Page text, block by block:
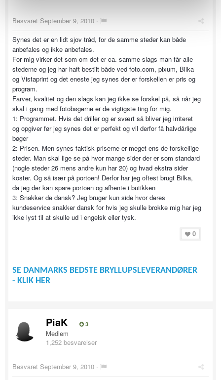
Besvaret September 9, 2010 ·
Synes det er en lidt sjov tråd, for de samme steder kan både
anbefales og ikke anbefales.
For mig virker det som om det er ca. samme slags man får alle
stederne og jeg har haft bestilt både ved foto.com, pixum, Bilka
og Vistaprint og det eneste jeg synes der er forskellen er pris og
program.
Farver, kvalitet og den slags kan jeg ikke se forskel på, så når jeg
skal i gang med fotobøgerne er de vigtigste ting for mig.
1: Programmet. Hvis det driller og er svært så bliver jeg irriteret
og opgiver før jeg synes det er perfekt og vil derfor få halvdårlige
bøger
2: Prisen. Men synes faktisk priserne er meget ens de forskellige
steder. Man skal lige se på hvor mange sider der er som standard
(nogle steder 26 mens andre kun har 20) og hvad ekstra sider
koster. Og så især på portoen! Derfor har jeg oftest brugt Bilka,
da jeg der kan spare portoen og afhente i butikken
3: Snakker de dansk? Jeg bruger kun side hvor deres
kundeservice snakker dansk for hvis jeg skulle brokke mig har jeg
ikke lyst til at skulle ud i engelsk eller tysk.
0
SE DANMARKS BEDSTE BRYLLUPSLEVERANDØRER
- KLIK HER
PiaK 3
Medlem
1,252 besvarelser
Besvaret September 9, 2010 ·